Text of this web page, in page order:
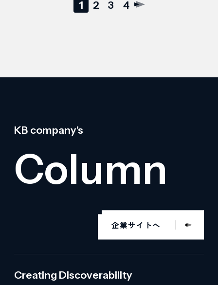
1 2 3 4
KB company’s
Column
企業サイトへ
Creating Discoverability